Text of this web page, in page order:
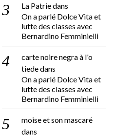
La Patriedans
On a parlé Dolce Vita et
lutte des classes avec
Bernardino Femminielli
carte noire negra à l'o
tiededans
On a parlé Dolce Vita et
lutte des classes avec
Bernardino Femminielli
moise et son mascaré
dans